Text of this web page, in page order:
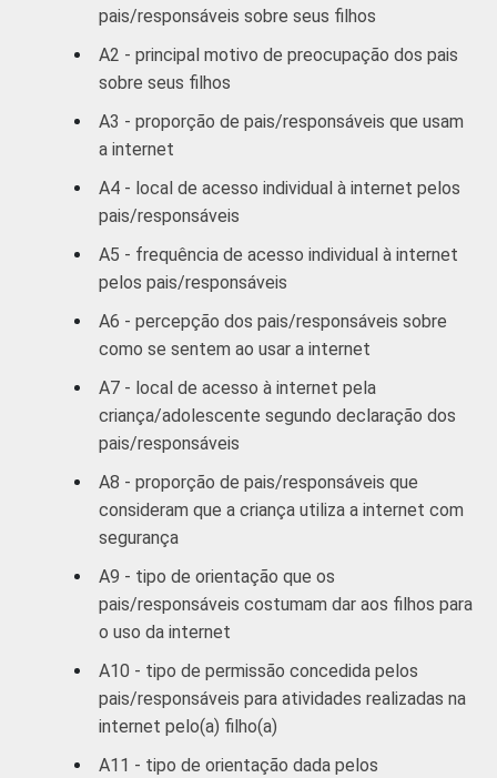
mais
23
FAIXA ETÁRIA
DO(A) FILHO(A)
9-10 12
15-16
RENDA FAMILIAR Até 1 SM
Mais de 1
SM até 2 SM
10
Mais de 2
SM até 3 SM
SM
CLASSE SOCIAL
C
pais/responsáveis sobre seus filhos
A2 - principal motivo de preocupação dos pais
sobre seus filhos
A3 - proporção de pais/responsáveis que usam
a internet
A4 - local de acesso individual à internet pelos
pais/responsáveis
A5 - frequência de acesso individual à internet
pelos pais/responsáveis
A6 - percepção dos pais/responsáveis sobre
como se sentem ao usar a internet
A7 - local de acesso à internet pela
criança/adolescente segundo declaração dos
pais/responsáveis
A8 - proporção de pais/responsáveis que
consideram que a criança utiliza a internet com
segurança
A9 - tipo de orientação que os
pais/responsáveis costumam dar aos filhos para
o uso da internet
A10 - tipo de permissão concedida pelos
pais/responsáveis para atividades realizadas na
internet pelo(a) filho(a)
A11 - tipo de orientação dada pelos